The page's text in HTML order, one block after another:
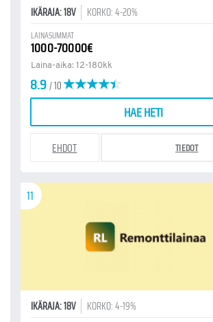
IKÄRAJA: 18V KORKO: 4-20%
LAINASUMMAT
1000-70000€
Laina-aika: 12-180kk
8.9/ 10
HAE HETI
EHDOT TIEDOT
11
IKÄRAJA: 18V KORKO: 4-19%